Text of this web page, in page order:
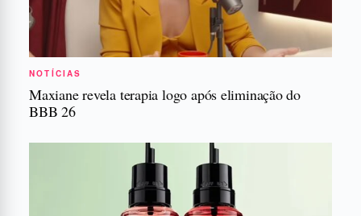
NOTÍCIAS
Maxiane revela terapia logo após eliminação do
BBB 26